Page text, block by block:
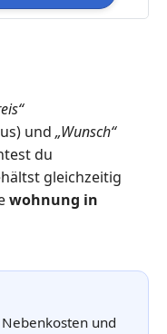
und „Wunsch“
du
gleichzeitig
wohnung in
und